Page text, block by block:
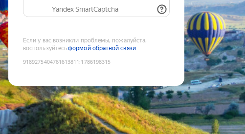
Yandex SmartCaptcha
Если у вас возникли проблемы, пожалуйста,
воспользуйтесьформой обратной связи
9189275404761613811 :1786198315